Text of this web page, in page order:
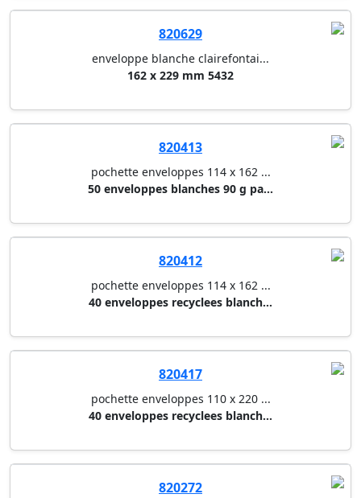
820629
enveloppe blanche clairefontai...
162 x 229 mm 5432
820413
pochette enveloppes 114 x 162 ...
50 enveloppes blanches 90 g pa...
820412
pochette enveloppes 114 x 162 ...
40 enveloppes recyclees blanch...
820417
pochette enveloppes 110 x 220 ...
40 enveloppes recyclees blanch...
820272